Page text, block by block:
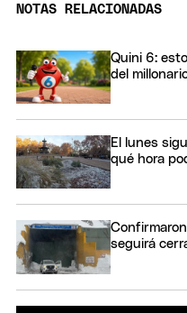
NOTAS RELACIONADAS
Quini 6:
del
El lunes
qué hora
seguirá